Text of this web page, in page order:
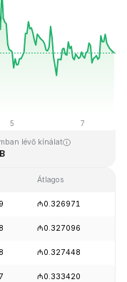
lévő kínálat
Átlagos
₼0.326971
₼0.327096
₼0.327448
₼0.333420